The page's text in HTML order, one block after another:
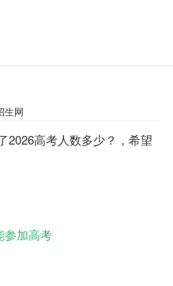
生网
2026高考人数多少？，希望
参加高考